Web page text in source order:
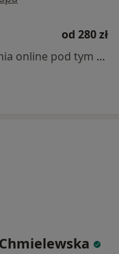
od 280 zł
Specjalista nie oferuje umawiania online pod tym adresem.